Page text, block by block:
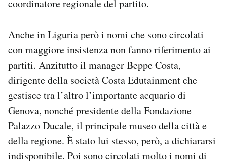
coordinatore regionale del partito.
Anche in Liguria però i nomi che sono circolati
con maggiore insistenza non fanno riferimento ai
partiti. Anzitutto il manager Beppe Costa,
dirigente della società Costa Edutainment che
gestisce tra l’altro l’importante acquario di
Genova, nonché presidente della Fondazione
Palazzo Ducale, il principale museo della città e
della regione. È stato lui stesso, però, a dichiararsi
indisponibile. Poi sono circolati molto i nomi di